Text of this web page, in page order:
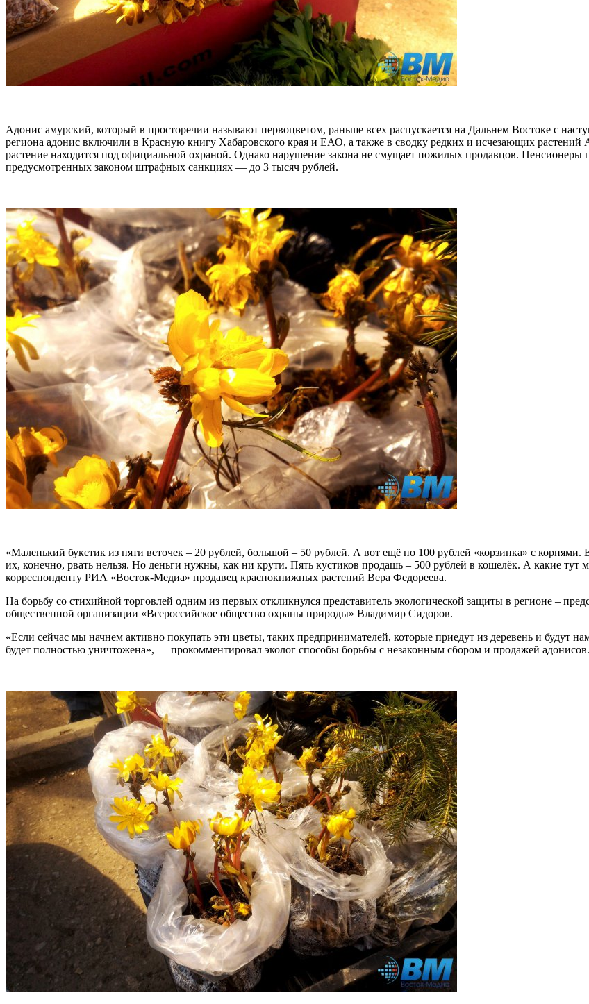
Адонис амурский, который в просторечии называют первоцветом, раньше всех распускается на Дальнем Востоке с
региона адонис включили в Красную книгу Хабаровского края и ЕАО, а также в сводку редких и исчезающих растений
растение находится под официальной охраной. Однако нарушение закона не смущает пожилых продавцов. Пенсионеры
предусмотренных законом штрафных санкциях — до 3 тысяч рублей.
«Маленький букетик из пяти веточек – 20 рублей, большой – 50 рублей. А вот ещё по 100 рублей «корзинка» с
их, конечно, рвать нельзя. Но деньги нужны, как ни крути. Пять кустиков продашь – 500 рублей в кошелёк. А какие тут
корреспонденту РИА «Восток-Медиа» продавец краснокнижных растений Вера Федореева.
На борьбу со стихийной торговлей одним из первых откликнулся представитель экологической защиты в регионе –
общественной организации «Всероссийское общество охраны природы» Владимир Сидоров.
«Если сейчас мы начнем активно покупать эти цветы, таких предпринимателей, которые приедут из деревень и будут
будет полностью уничтожена», — прокомментировал эколог способы борьбы с незаконным сбором и продажей адонисов.